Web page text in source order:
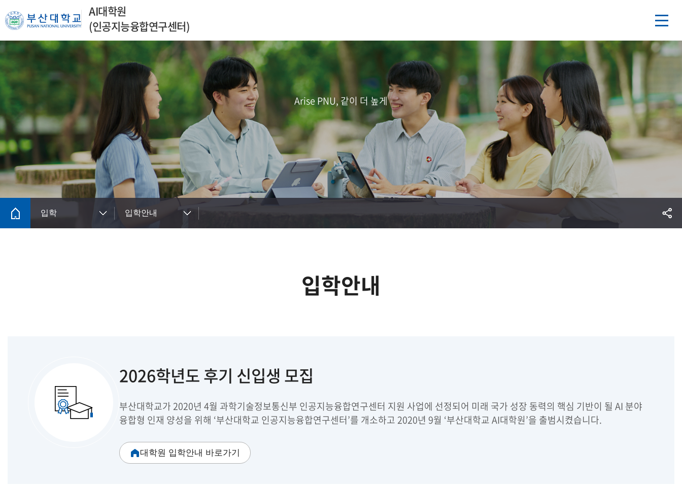
AI대학원
(인공지능융합연구센터)
Arise PNU, 같이 더 높게
입학 입학안내
입학안내
2026학년도 후기 신입생 모집
부산대학교가 2020년 4월 과학기술정보통신부 인공지능융합연구센터 지원 사업에 선정되어 미래 국가 성장 동력의 핵심 기반이 될 AI 분야
융합형 인재 양성을 위해 ‘부산대학교 인공지능융합연구센터’를 개소하고 2020년 9월 ‘부산대학교 AI대학원’을 출범시켰습니다.
대학원 입학안내 바로가기